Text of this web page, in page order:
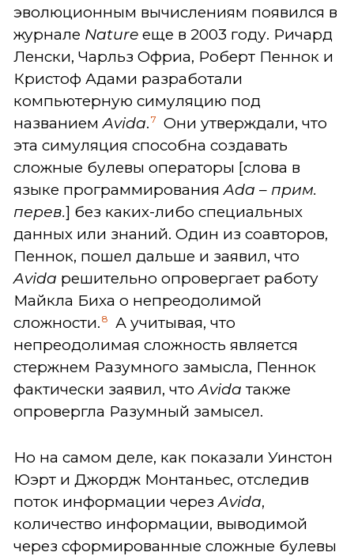
эволюционным вычислениям появился в
журнале Nature еще в 2003 году. Ричард
Ленски, Чарльз Офриа, Роберт Пеннок и
Кристоф Адами разработали
компьютерную симуляцию под
названиемAvida. 7
Они утверждали, что
эта симуляция способна создавать
сложные булевы операторы [слова в
языке программированияAda – прим.
перев.] без каких-либо специальных
данных или знаний. Один из соавторов,
Пеннок, пошел дальше и заявил, что
Avida решительно опровергает работу
Майкла Биха о непреодолимой
сложности. 8
А учитывая, что
непреодолимая сложность является
стержнем Разумного замысла, Пеннок
фактически заявил, чтоAvida также
опровергла Разумный замысел.
Но на самом деле, как показали Уинстон
Юэрт и Джордж Монтаньес, отследив
поток информации черезAvida,
количество информации, выводимой
через сформированные сложные булевы